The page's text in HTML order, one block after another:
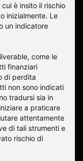
è insito il rischio
inizialmente. Le
un indicatore
come le
finanziari
di perdita
non sono indicati
tradursi sia in
a praticare
attentamente
di tali strumenti e
rischio di